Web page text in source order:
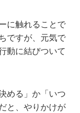
に触れることで
ですが、元気で
動に結びついて
める」か「いつ
と、やりかけが